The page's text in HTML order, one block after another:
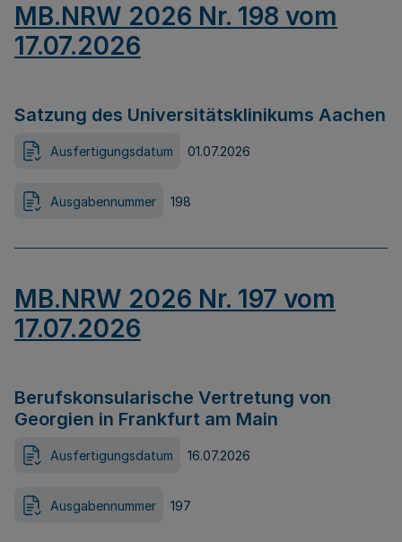
MB.NRW 2026 Nr. 198 vom
17.07.2026
Satzung des Universitätsklinikums Aachen
Ausfertigungsdatum 01.07.2026
Ausgabennummer 198
MB.NRW 2026 Nr. 197 vom
17.07.2026
Berufskonsularische Vertretung von
Georgien in Frankfurt am Main
Ausfertigungsdatum 16.07.2026
Ausgabennummer 197